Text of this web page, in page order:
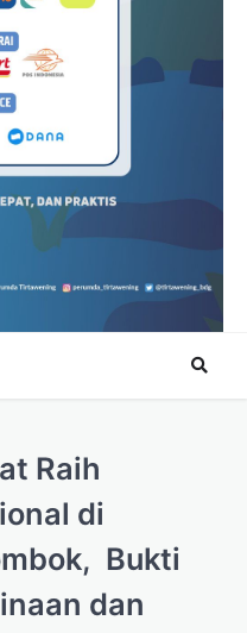
Raih
di
Bukti
dan